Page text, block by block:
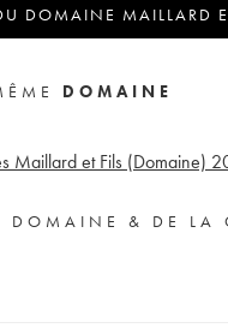
DOMAINE MAILLARD
DOMAINE
Maillard et Fils (Domaine)
DOMAINE & DE LA